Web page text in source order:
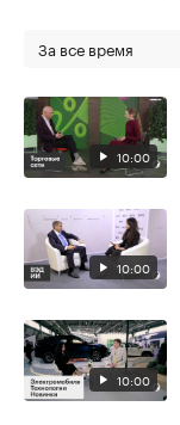
За все время
10:00
10:00
10:00